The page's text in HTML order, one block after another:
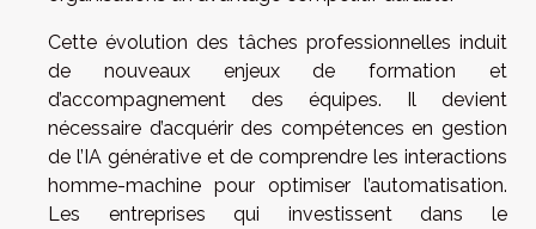
Cette évolution des tâches professionnelles induit
de nouveaux enjeux de formation et
d’accompagnement des équipes. Il devient
nécessaire d’acquérir des compétences en gestion
de l’IA générative et de comprendre les interactions
homme-machine pour optimiser l’automatisation.
Les entreprises qui investissent dans le